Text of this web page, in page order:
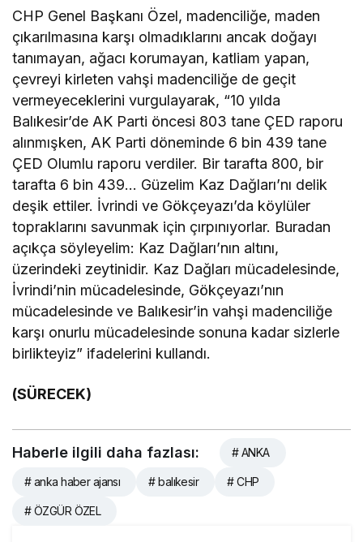
CHP Genel Başkanı Özel, madenciliğe, maden
çıkarılmasına karşı olmadıklarını ancak doğayı
tanımayan, ağacı korumayan, katliam yapan,
çevreyi kirleten vahşi madenciliğe de geçit
vermeyeceklerini vurgulayarak, “10 yılda
Balıkesir’de AK Parti öncesi 803 tane ÇED raporu
alınmışken, AK Parti döneminde 6 bin 439 tane
ÇED Olumlu raporu verdiler. Bir tarafta 800, bir
tarafta 6 bin 439… Güzelim Kaz Dağları’nı delik
deşik ettiler. İvrindi ve Gökçeyazı’da köylüler
topraklarını savunmak için çırpınıyorlar. Buradan
açıkça söyleyelim: Kaz Dağları’nın altını,
üzerindeki zeytinidir. Kaz Dağları mücadelesinde,
İvrindi’nin mücadelesinde, Gökçeyazı’nın
mücadelesinde ve Balıkesir’in vahşi madenciliğe
karşı onurlu mücadelesinde sonuna kadar sizlerle
birlikteyiz” ifadelerini kullandı.
(SÜRECEK)
Haberle ilgili daha fazlası: # ANKA
# anka haber ajansı # balıkesir # CHP
# ÖZGÜR ÖZEL